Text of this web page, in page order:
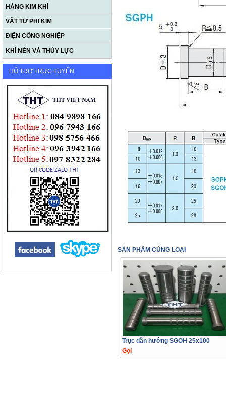
HÀNG KIM KHÍ
VẬT TƯ PHI KIM
ĐIỆN CÔNG NGHIỆP
KHÍ NÉN VÀ THỦY LỰC
HỖ TRỢ TRỰC TUYẾN
SẢN PHẨM CÙNG LOẠI
Trục dẫn hướng SGOH 25x100
Gọi